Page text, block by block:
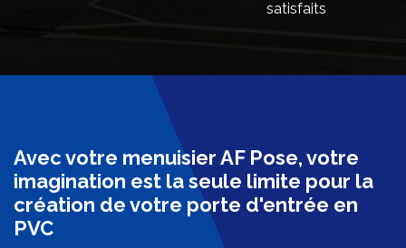
satisfaits
Avec votre menuisier AF Pose, votre
imagination est la seule limite pour la
création de votre porte d'entrée en
PVC